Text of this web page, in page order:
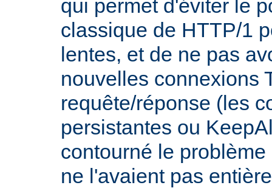
qui permet d'éviter le
classique de HTTP/1
lentes, et de ne pas
nouvelles connexions
requête/réponse (les
persistantes ou
contourné le
ne l'avaient pas